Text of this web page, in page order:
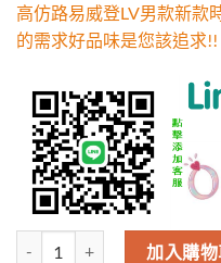
分
高仿路易威登LV男款新款
的需求好品味是您該追求!!
高仿路易威登LV男款新款時
加入購物